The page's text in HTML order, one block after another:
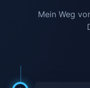
Mein Weg